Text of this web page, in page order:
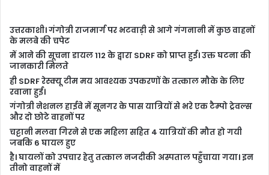
उत्तरकाशी। गंगोत्री राजमार्ग पर भटवाड़ी से आगे गंगनानी में कुछ वाहनों
के मलबे की चपेट
में आने की सूचना डायल 112 के द्वारा SDRF को प्राप्त हुई। उक्त घटना की
जानकारी मिलते
ही SDRF रेस्क्यू टीम मय आवश्यक उपकरणों के तत्काल मौके के लिए
रवाना हुई।
गंगोत्री नेशनल हाईवे में सूनगर के पास यात्रियों से भरे एक टैम्पो ट्रेवल्स
और दो छोटे वाहनों पर
चट्टानी मलवा गिरने से एक महिला सहित 4 यात्रियों की मौत हो गयी
जबकि 6 घायल हुए
है। घायलों को उपचार हेतु तत्काल नजदीकी अस्पताल पहुँचाया गया। इन
तीनो वाहनों में